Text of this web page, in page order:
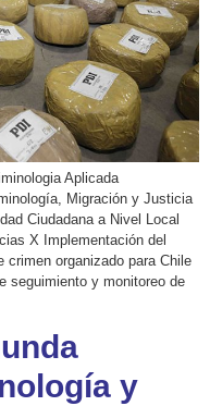
Aplicada
Migración y Justicia
Ciudadana a Nivel Local
X Implementación del
crimen organizado para Chile
seguimiento y monitoreo de
y